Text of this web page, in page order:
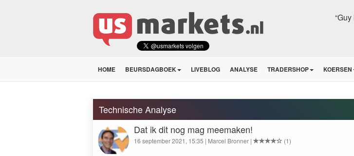
HOME BEURSDAGBOEK LIVEBLOG ANALYSE TRADERSHOP KOERSEN
Technische Analyse
Dat ik dit nog mag meemaken!
16 september 2021, 15:35 | Marcel Bronner | (1)